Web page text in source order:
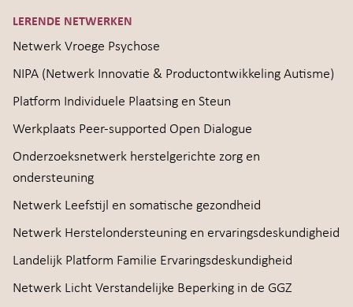
LERENDE NETWERKEN
Netwerk Vroege Psychose
NIPA (Netwerk Innovatie & Productontwikkeling Autisme)
Platform Individuele Plaatsing en Steun
Werkplaats Peer-supported Open Dialogue
Onderzoeksnetwerk herstelgerichte zorg en
ondersteuning
Netwerk Leefstijl en somatische gezondheid
Netwerk Herstelondersteuning en ervaringsdeskundigheid
Landelijk Platform Familie Ervaringsdeskundigheid
Netwerk Licht Verstandelijke Beperking in de GGZ